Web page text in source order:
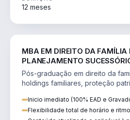
12 meses
MBA EM DIREITO DA FAMÍLIA
PLANEJAMENTO
Pós-graduação em direito da
holdings familiares, proteção
Inicio imediato (100% EAD e
Flexibilidade total de horário e